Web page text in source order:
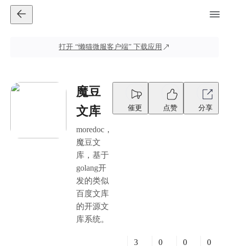
打开 “懒猫微服客户端” 下载应用
魔豆
文库
moredoc，
魔豆文
库，基于
golang开
发的类似
百度文库
的开源文
库系统。
催更 点赞 分享
3
0
0
0